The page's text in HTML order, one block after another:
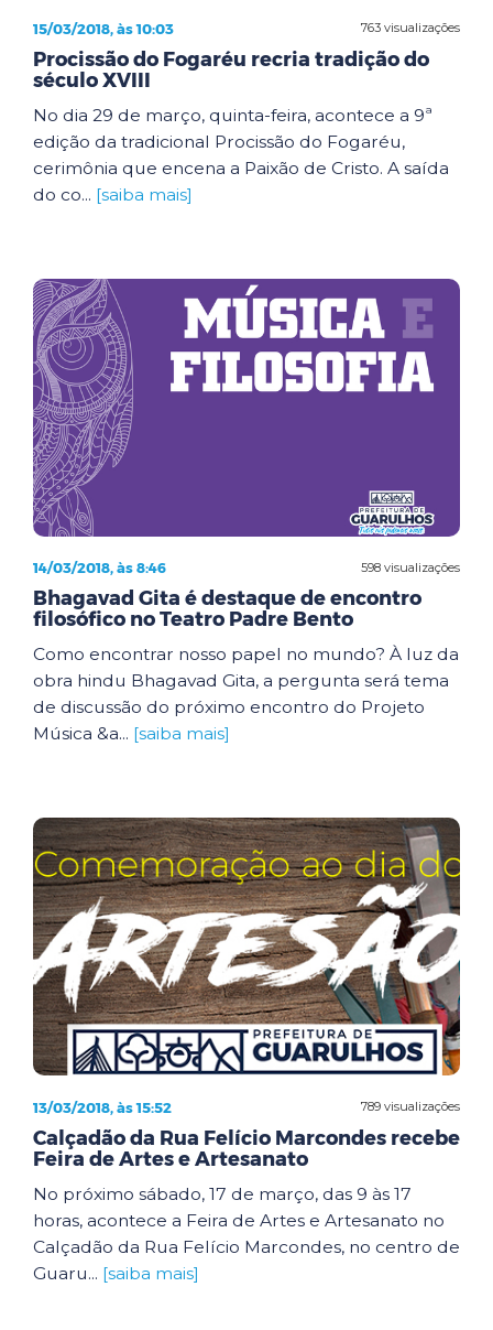
763 visualizações
15/03/2018, às 10:03
Procissão do Fogaréu recria tradição do
século XVIII
No dia 29 de março, quinta-feira, acontece a 9ª
edição da tradicional Procissão do Fogaréu,
cerimônia que encena a Paixão de Cristo. A saída
do co... [saiba mais]
598 visualizações
14/03/2018, às 8:46
Bhagavad Gita é destaque de encontro
filosófico no Teatro Padre Bento
Como encontrar nosso papel no mundo? À luz da
obra hindu Bhagavad Gita, a pergunta será tema
de discussão do próximo encontro do Projeto
Música &a... [saiba mais]
789 visualizações
13/03/2018, às 15:52
Calçadão da Rua Felício Marcondes recebe
Feira de Artes e Artesanato
No próximo sábado, 17 de março, das 9 às 17
horas, acontece a Feira de Artes e Artesanato no
Calçadão da Rua Felício Marcondes, no centro de
Guaru... [saiba mais]